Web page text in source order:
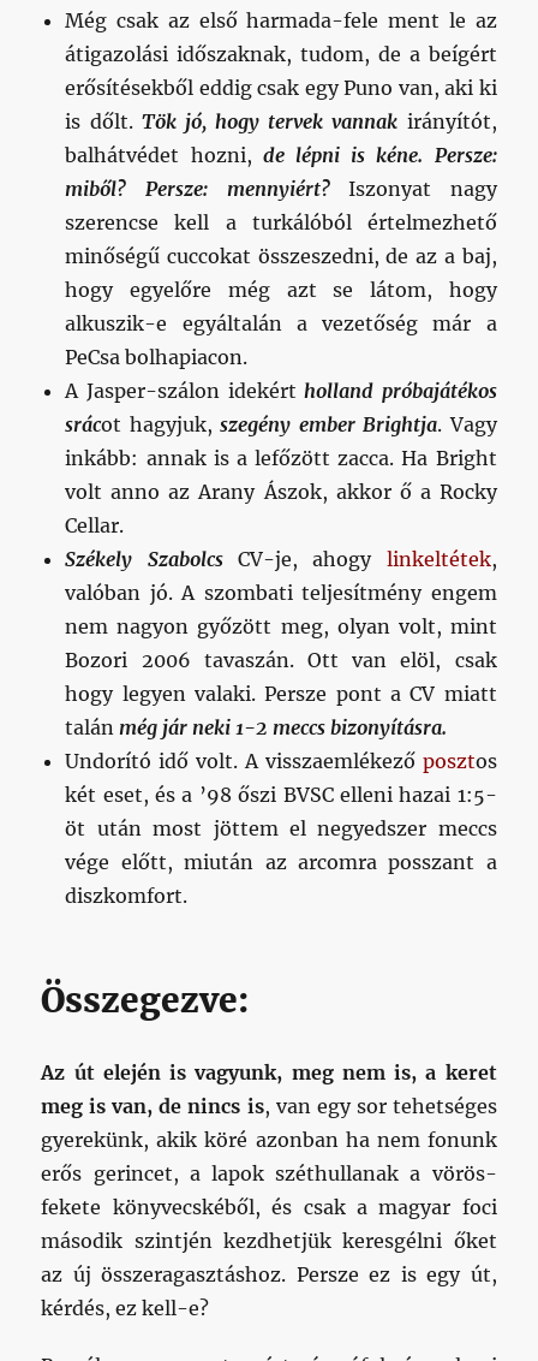
Még csak az első harmada-fele ment le az
átigazolási időszaknak, tudom, de a beígért
erősítésekből eddig csak egy Puno van, aki ki
is dőlt. Tök jó, hogy tervek vannak irányítót,
balhátvédet hozni, de lépni is kéne. Persze:
miből? Persze: mennyiért?Iszonyat nagy
szerencse kell a turkálóból értelmezhető
minőségű cuccokat összeszedni, de az a baj,
hogy egyelőre még azt se látom, hogy
alkuszik-e egyáltalán a vezetőség már a
PeCsa bolhapiacon.
A Jasper-szálon idekértholland próbajátékos
srácot hagyjuk,szegény ember Brightja. Vagy
inkább: annak is a lefőzött zacca. Ha Bright
volt anno az Arany Ászok, akkor ő a Rocky
Cellar.
Székely Szabolcs
CV-je, ahogy linkeltétek,
valóban jó. A szombati teljesítmény engem
nem nagyon győzött meg, olyan volt, mint
Bozori 2006 tavaszán. Ott van elöl, csak
hogy legyen valaki. Persze pont a CV miatt
talán még jár neki 1-2 meccs bizonyításra.
Undorító idő volt. A visszaemlékező posztos
két eset, és a ’98 őszi BVSC elleni hazai 1:5-
öt után most jöttem el negyedszer meccs
vége előtt, miután az arcomra posszant a
diszkomfort.
Összegezve:
Az út elején is vagyunk, meg nem is, a keret
meg is van, de nincs is, van egy sor tehetséges
gyerekünk, akik köré azonban ha nem fonunk
erős gerincet, a lapok széthullanak a vörös-
fekete könyvecskéből, és csak a magyar foci
második szintjén kezdhetjük keresgélni őket
az új összeragasztáshoz. Persze ez is egy út,
kérdés, ez kell-e?